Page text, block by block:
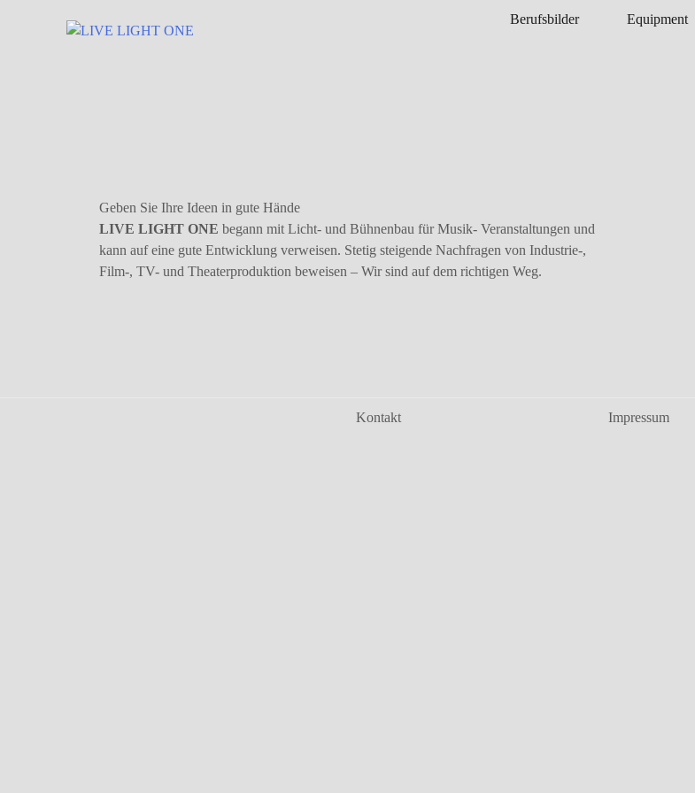
Berufsbilder Equipment
Geben Sie Ihre Ideen in gute Hände
LIVE LIGHT ONE begann mit Licht- und Bühnenbau für Musik- Veranstaltungen und
kann auf eine gute Entwicklung verweisen. Stetig steigende Nachfragen von Industrie-,
Film-, TV- und Theaterproduktion beweisen – Wir sind auf dem richtigen Weg.
Kontakt Impressum